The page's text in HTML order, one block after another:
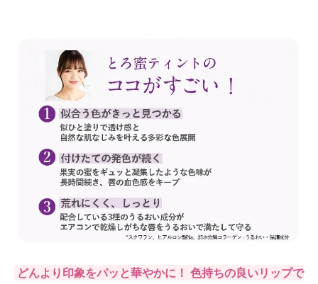
どんより印象をパッと華やかに！ 色持ちの良いリップで